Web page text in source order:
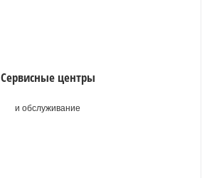
Сервисные центры
и обслуживание